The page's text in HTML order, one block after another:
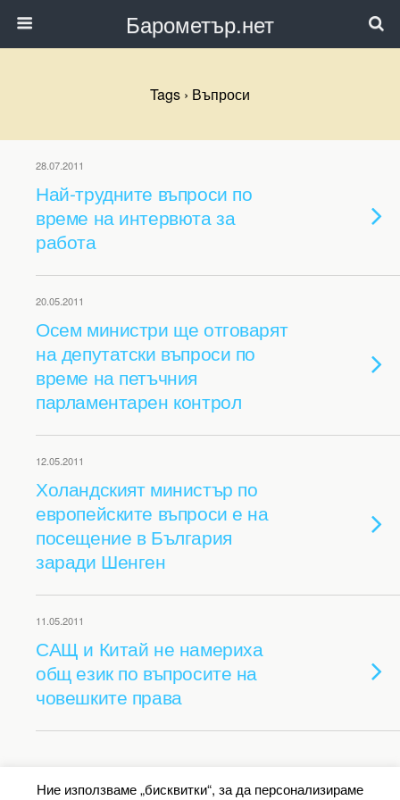
Барометър.нет
Tags › Въпроси
28.07.2011
Най-трудните въпроси по
време на интервюта за
работа
20.05.2011
Осем министри ще отговарят
на депутатски въпроси по
време на петъчния
парламентарен контрол
12.05.2011
Холандският министър по
европейските въпроси е на
посещение в България
заради Шенген
11.05.2011
САЩ и Китай не намериха
общ език по въпросите на
човешките права
Back to top
Ние използваме „бисквитки“, за да персонализираме